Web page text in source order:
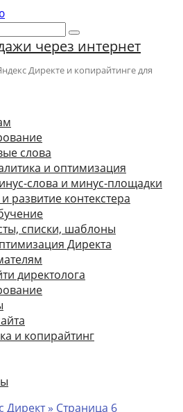
через интернет
Директе и копирайтинге для
слова
и оптимизация
слова и минус-площадки
развитие контекстера
списки, шаблоны
Директа
директолога
и копирайтинг
Директ» Страница 6